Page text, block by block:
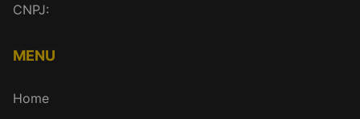
CNPJ:
MENU
Home